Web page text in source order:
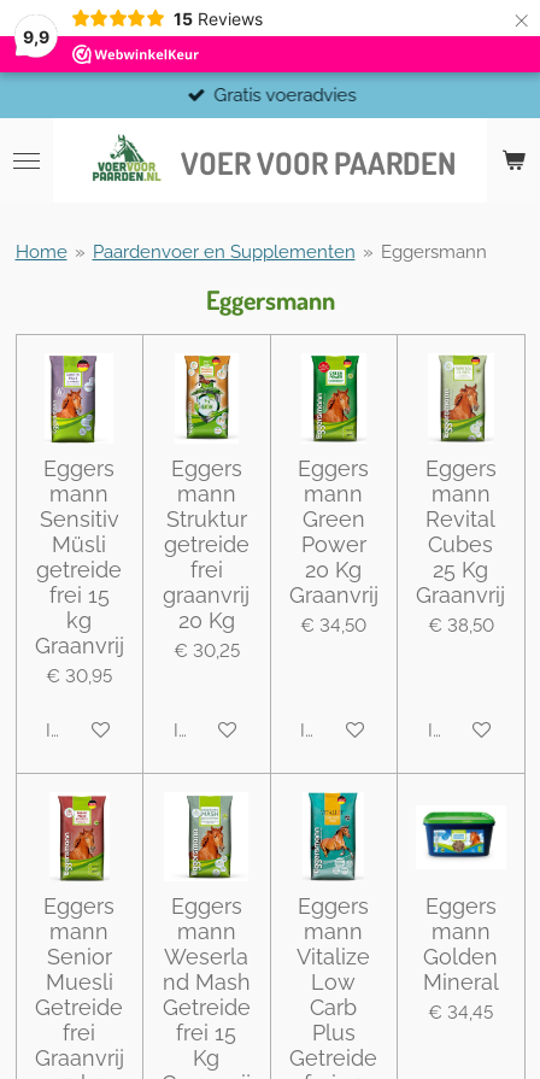
9,9
15 Reviews ×
VOER VOOR PAARDEN
Gratis voeradvies
Home » Paardenvoer en Supplementen » Eggersmann
Eggersmann
Eggers
mann
Sensitiv
Müsli
getreide
frei 15
kg
Graanvrij
€ 30,95
In winkelwagen
Eggers
mann
Struktur
getreide
frei
graanvrij
20 Kg
€ 30,25
In winkelwagen
Eggers
mann
Green
Power
20 Kg
Graanvrij
€ 34,50
In winkelwagen
Eggers
mann
Revital
Cubes
25 Kg
Graanvrij
€ 38,50
In
Eggers
mann
Senior
Muesli
Getreide
frei
Graanvrij
Eggers
mann
Weserla
nd Mash
Getreide
frei 15
Kg
Eggers
mann
Vitalize
Low
Carb
Plus
Getreide
Eggers
mann
Golden
Mineral
€ 34,45